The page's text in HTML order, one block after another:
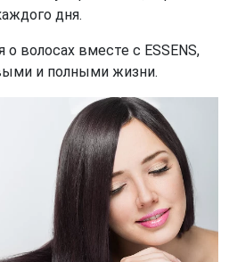
дня.
о волосах вместе с ESSENS,
и полными жизни.